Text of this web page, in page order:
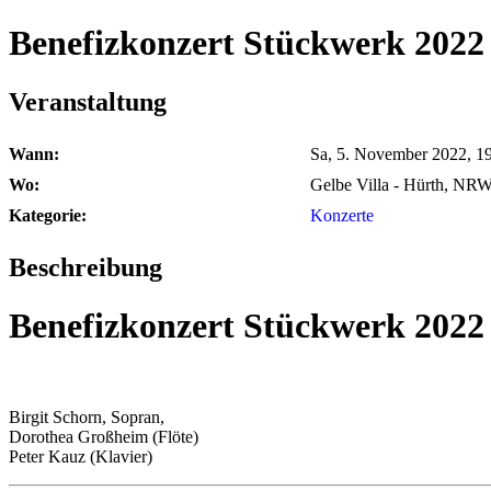
Benefizkonzert Stückwerk 2022
Veranstaltung
Wann: Sa, 5. November 2022,
Wo:
Gelbe Villa - Hürth,
Kategorie:
Konzerte
Beschreibung
Benefizkonzert Stückwerk 2022
Birgit Schorn, Sopran,
Dorothea Großheim (Flöte)
Peter Kauz (Klavier)